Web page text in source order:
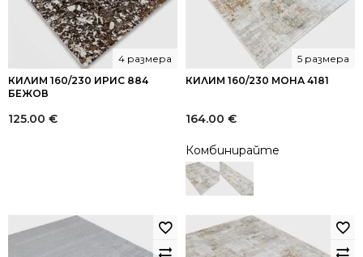
КИЛИМ 160/230 ИРИС 884
БЕЖОВ
4 размера
125.00 €
КИЛИМ 160/230 МОНА 4181
5 размера
164.00 €
Комбинирайте